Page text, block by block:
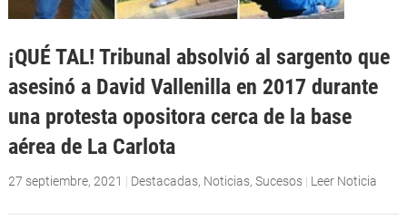
¡QUÉ TAL! Tribunal absolvió al sargento que
asesinó a David Vallenilla en 2017 durante
una protesta opositora cerca de la base
aérea de La Carlota
27 septiembre, 2021 | Destacadas, Noticias, Sucesos | Leer Noticia